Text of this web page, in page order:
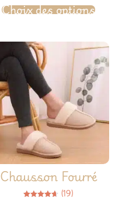
Choix des options
Chausson Fourré
(19)